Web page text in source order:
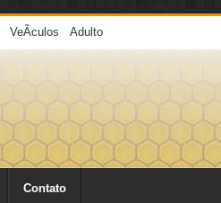
VeÃ­culos Adulto
Contato